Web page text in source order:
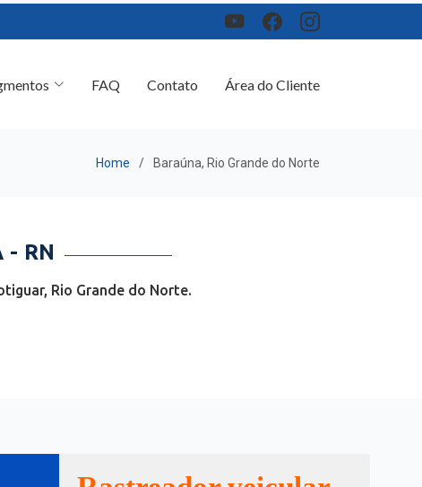
FAQ Contato Área do Cliente
Home Baraúna, Rio Grande do Norte
- RN
Rio Grande do Norte.